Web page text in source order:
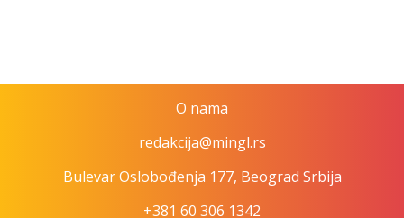
O nama
redakcija@mingl.rs
Bulevar Oslobođenja 177, Beograd Srbija
+381 60 306 1342